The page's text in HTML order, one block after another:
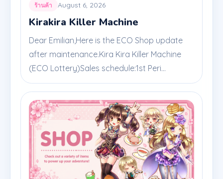
ร้านค้า August 6, 2026
Kirakira Killer Machine
Dear Emilian,Here is the ECO Shop update
after maintenance.Kira Kira Killer Machine
(ECO Lottery)Sales schedule:1st Peri...